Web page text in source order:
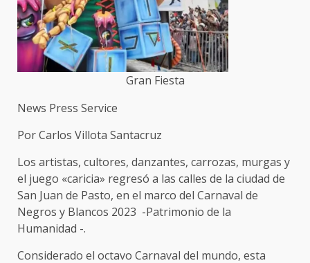
Gran Fiesta
News Press Service
Por Carlos Villota Santacruz
Los artistas, cultores, danzantes, carrozas, murgas y
el juego «caricia» regresó a las calles de la ciudad de
San Juan de Pasto, en el marco del Carnaval de
Negros y Blancos 2023 -Patrimonio de la
Humanidad -.
Considerado el octavo Carnaval del mundo, esta